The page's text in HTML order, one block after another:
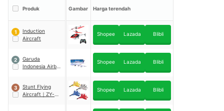
Produk Gambar Harga terendah
1
Induction
Aircraft
Shopee Lazada Blibli
2
Garuda
Indonesia Airbus
Shopee Lazada Blibli
3
Stunt Flying
Aircraft ｜ ZY-
Shopee Lazada Blibli